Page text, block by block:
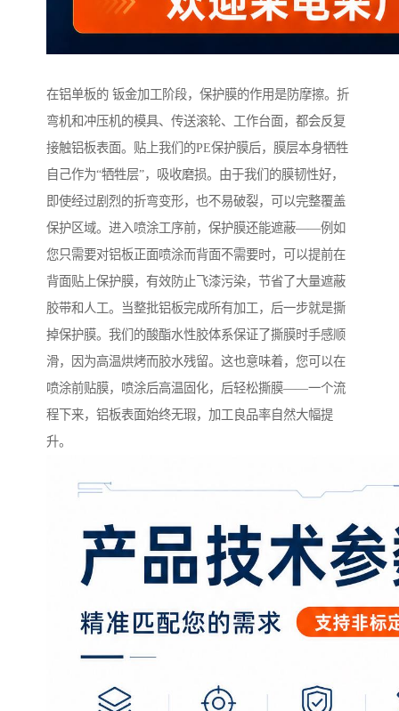
在铝单板的 钣金加工阶段，保护膜的作用是防摩擦。折
弯机和冲压机的模具、传送滚轮、工作台面，都会反复
接触铝板表面。贴上我们的PE保护膜后，膜层本身牺牲
自己作为“牺牲层”，吸收磨损。由于我们的膜韧性好，
即使经过剧烈的折弯变形，也不易破裂，可以完整覆盖
保护区域。进入喷涂工序前，保护膜还能遮蔽——例如
您只需要对铝板正面喷涂而背面不需要时，可以提前在
背面贴上保护膜，有效防止飞漆污染，节省了大量遮蔽
胶带和人工。当整批铝板完成所有加工，后一步就是撕
掉保护膜。我们的酸酯水性胶体系保证了撕膜时手感顺
滑，因为高温烘烤而胶水残留。这也意味着，您可以在
喷涂前贴膜，喷涂后高温固化，后轻松撕膜——一个流
程下来，铝板表面始终无瑕，加工良品率自然大幅提
升。